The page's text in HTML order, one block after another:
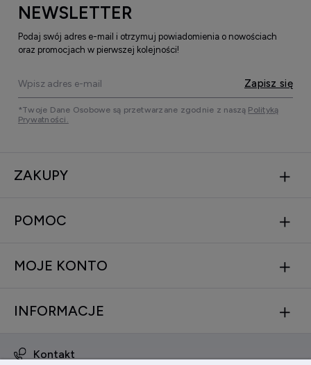
NEWSLETTER
Podaj swój adres e-mail i otrzymuj powiadomienia o nowościach
oraz promocjach w pierwszej kolejności!
Zapisz się
*Twoje Dane Osobowe są przetwarzane zgodnie z naszą Polityką
Prywatności.
ZAKUPY
POMOC
MOJE KONTO
INFORMACJE
Kontakt